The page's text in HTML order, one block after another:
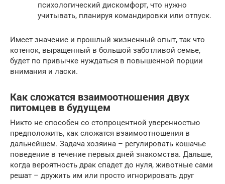
психологический дискомфорт, что нужно
учитывать, планируя командировки или отпуск.
Имеет значение и прошлый жизненный опыт, так что
котенок, выращенный в большой заботливой семье,
будет по привычке нуждаться в повышенной порции
внимания и ласки.
Как сложатся взаимоотношения двух
питомцев в будущем
Никто не способен со стопроцентной уверенностью
предположить, как сложатся взаимоотношения в
дальнейшем. Задача хозяина – регулировать кошачье
поведение в течение первых дней знакомства. Дальше,
когда вероятность драк спадет до нуля, животные сами
решат – дружить им или просто игнорировать друг